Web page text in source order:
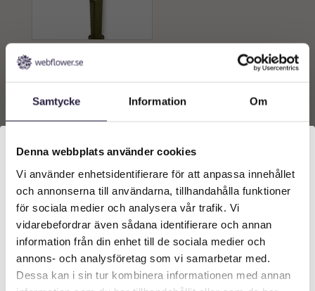
Samtycke Information Om
Denna webbplats använder cookies
Vi använder enhetsidentifierare för att anpassa innehållet
och annonserna till användarna, tillhandahålla funktioner
för sociala medier och analysera vår trafik. Vi
vidarebefordrar även sådana identifierare och annan
information från din enhet till de sociala medier och
annons- och analysföretag som vi samarbetar med.
Dessa kan i sin tur kombinera informationen med annan
Kaktus | Chaparal Hög
Grön 216 cm
varukorg
KONTAKT
Välkommen till Webflower
Vilken typ av kund är du? Du kan alltid justera ditt val
längst upp på sidan.
Företagskund (exkl. moms)